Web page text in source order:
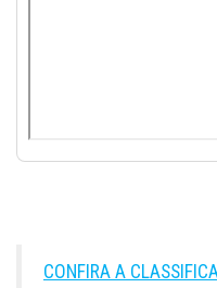
CONFIRA A